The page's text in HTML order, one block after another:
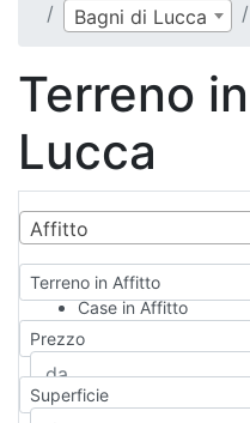
Bagni di Lucca
Terreno
Lucca
Affitto
Terreno in Affitto
Case in Affitto
Qualsiasi
Appartamento
Casa indipendente
Casa Semi-
Prezzo
Superficie